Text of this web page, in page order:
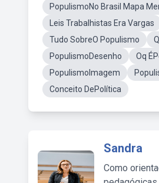
PopulismoNo Brasil Mapa
Leis Trabalhistas Era Vargas
Tudo SobreO Populismo
PopulismoDesenho
Oq
PopulismoImagem
Conceito DePolítica
Sandra
Como